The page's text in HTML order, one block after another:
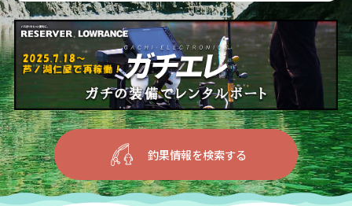
釣果情報を検索する